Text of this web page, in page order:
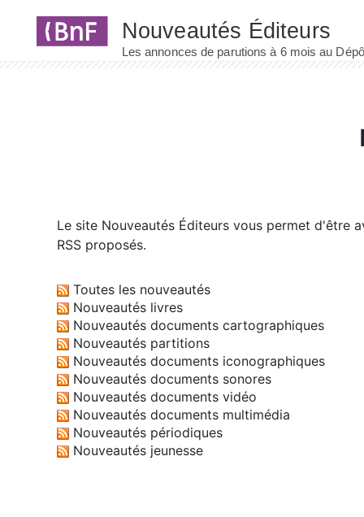
Le site Nouveautés Éditeurs vous permet d'être
RSS proposés.
Toutes les nouveautés
Nouveautés livres
Nouveautés documents cartographiques
Nouveautés partitions
Nouveautés documents iconographiques
Nouveautés documents sonores
Nouveautés documents vidéo
Nouveautés documents multimédia
Nouveautés périodiques
Nouveautés jeunesse